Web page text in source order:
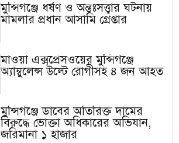
মুন্সিগঞ্জে ধর্ষণ ও অন্তঃসত্ত্বার ঘটনায়
মামলার প্রধান আসামি গ্রেপ্তার
মাওয়া এক্সপ্রেসওয়ের মুন্সিগঞ্জে
অ্যাম্বুলেন্স উল্টে রোগীসহ ৪ জন আহত
মুন্সিগঞ্জে ডাবের অতিরিক্ত দামের
বিরুদ্ধে ভোক্তা অধিকারের অভিযান,
জরিমানা ১ হাজার